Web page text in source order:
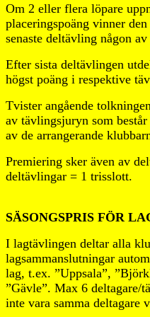
Om 2 eller flera löpare
placeringspoäng vinner
senaste deltävling någon
Efter sista deltävlingen
högst poäng i respektive
Tvister angående
av tävlingsjuryn som
av de arrangerande
Premiering sker även av
deltävlingar = 1 trisslott.
SÄSONGSPRIS FÖR
I lagtävlingen deltar alla
lagsammanslutningar
lag, t.ex. ”Uppsala”,
”Gävle”. Max 6 deltagare/
inte vara samma deltagare